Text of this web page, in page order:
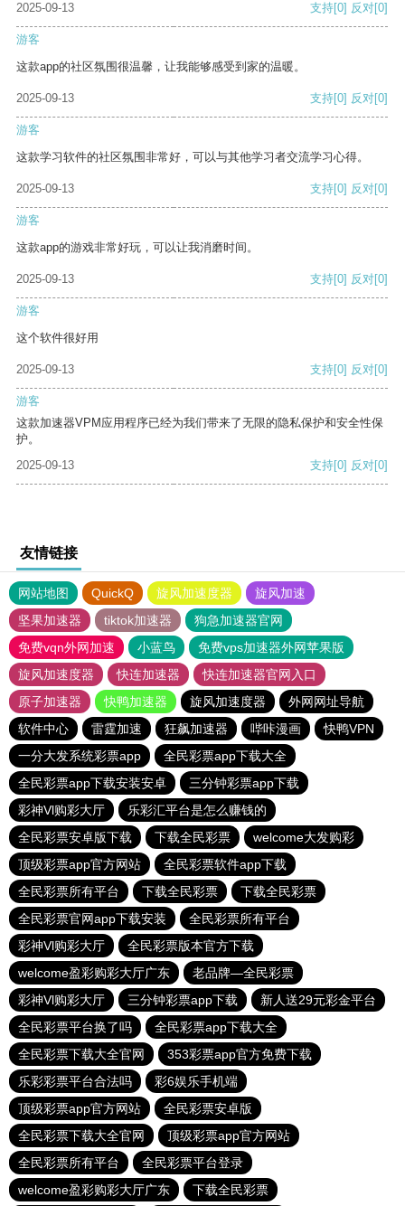
2025-09-13
支持[0] 反对[0]
游客
这款app的社区氛围很温馨，让我能够感受到家的温暖。
2025-09-13 支持[0] 反对[0]
游客
这款学习软件的社区氛围非常好，可以与其他学习者交流学习心得。
2025-09-13 支持[0] 反对[0]
游客
这款app的游戏非常好玩，可以让我消磨时间。
2025-09-13 支持[0] 反对[0]
游客
这个软件很好用
2025-09-13 支持[0] 反对[0]
游客
这款加速器VPM应用程序已经为我们带来了无限的隐私保护和安全性保
护。
2025-09-13
支持[0] 反对[0]
友情链接
网站地图 QuickQ 旋风加速度器
旋风加速
坚果加速器
tiktok加速器
狗急加速器官网
免费vqn外网加速
小蓝鸟
免费vps加速器外网苹果版
旋风加速度器
快连加速器
快连加速器官网入口
原子加速器
快鸭加速器 旋风加速度器
外网网址导航
软件中心
雷霆加速 狂飙加速器 哔咔漫画
快鸭VPN
一分大发系统彩票app
全民彩票app下载大全
全民彩票app下载安装安卓
三分钟彩票app下载
彩神Vl购彩大厅
乐彩汇平台是怎么赚钱的
全民彩票安卓版下载
下载全民彩票
welcome大发购彩
顶级彩票app官方网站
全民彩票软件app下载
全民彩票所有平台
下载全民彩票
下载全民彩票
全民彩票官网app下载安装
全民彩票所有平台
彩神Vl购彩大厅
全民彩票版本官方下载
welcome盈彩购彩大厅广东
老品牌—全民彩票
彩神Vl购彩大厅
三分钟彩票app下载
新人送29元彩金平台
全民彩票平台换了吗
全民彩票app下载大全
全民彩票下载大全官网
353彩票app官方免费下载
乐彩彩票平台合法吗
彩6娱乐手机端
顶级彩票app官方网站
全民彩票安卓版
全民彩票下载大全官网
顶级彩票app官方网站
全民彩票所有平台
全民彩票平台登录
welcome盈彩购彩大厅广东
下载全民彩票